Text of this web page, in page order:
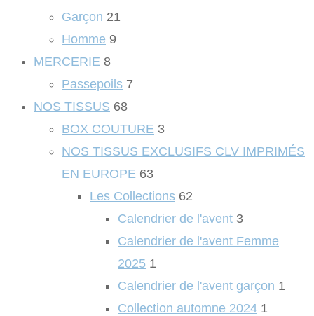
Garçon 21
Homme 9
MERCERIE 8
Passepoils 7
NOS TISSUS 68
BOX COUTURE 3
NOS TISSUS EXCLUSIFS CLV IMPRIMÉS
EN EUROPE 63
Les Collections 62
Calendrier de l'avent 3
Calendrier de l'avent Femme
2025 1
Calendrier de l'avent garçon 1
Collection automne 2024 1